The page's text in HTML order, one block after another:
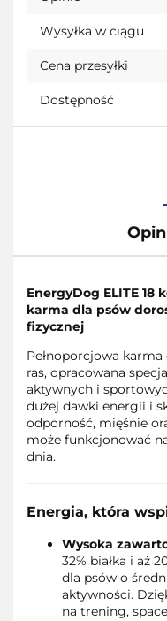
Wysyłka w ciągu
Cena przesyłki
Dostępność
EnergyDog ELITE 18
karma dla psów
fizycznej
Pełnoporcjowa
ras, opracowana
aktywnych i
dużej dawki energii i
odporność, mięśnie
może funkcjonować
dnia.
Energia, która
Wysoka
32% białka i aż
dla psów o
aktywności.
na trening,